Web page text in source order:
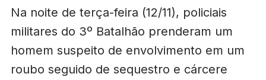
Na noite de terça-feira (12/11), policiais
militares do 3º Batalhão prenderam um
homem suspeito de envolvimento em um
roubo seguido de sequestro e cárcere